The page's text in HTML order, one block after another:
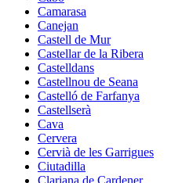
Camarasa
Canejan
Castell de Mur
Castellar de la Ribera
Castelldans
Castellnou de Seana
Castelló de Farfanya
Castellserà
Cava
Cervera
Cervià de les Garrigues
Ciutadilla
Clariana de Cardener